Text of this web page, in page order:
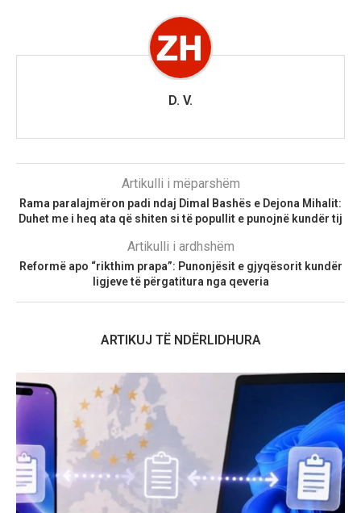
D. V.
Artikulli i mëparshëm
Rama paralajmëron padi ndaj Dimal Bashës e Dejona Mihalit:
Duhet me i heq ata që shiten si të popullit e punojnë kundër tij
Artikulli i ardhshëm
Reformë apo “rikthim prapa”: Punonjësit e gjyqësorit kundër
ligjeve të përgatitura nga qeveria
ARTIKUJ TË NDËRLIDHURA